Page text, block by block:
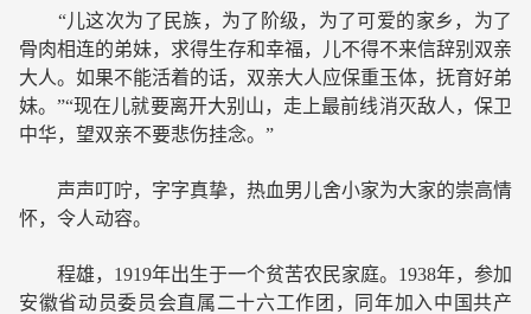
“儿这次为了民族，为了阶级，为了可爱的家乡，为了
骨肉相连的弟妹，求得生存和幸福，儿不得不来信辞别双亲
大人。如果不能活着的话，双亲大人应保重玉体，抚育好弟
妹。”“现在儿就要离开大别山，走上最前线消灭敌人，保卫
中华，望双亲不要悲伤挂念。”
声声叮咛，字字真挚，热血男儿舍小家为大家的崇高情
怀，令人动容。
程雄，1919年出生于一个贫苦农民家庭。1938年，参加
安徽省动员委员会直属二十六工作团，同年加入中国共产